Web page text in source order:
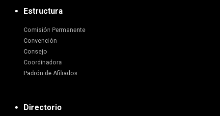
Estructura
Comisión Permanente
Convención
Consejo
Coordinadora
Padrón de Afiliados
Directorio